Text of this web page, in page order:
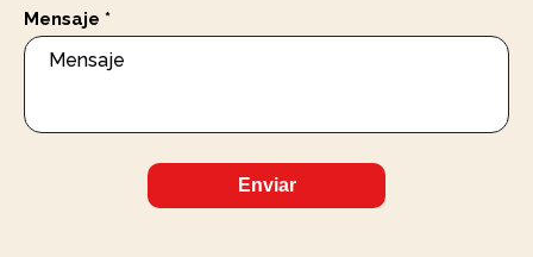
Mensaje *
Enviar